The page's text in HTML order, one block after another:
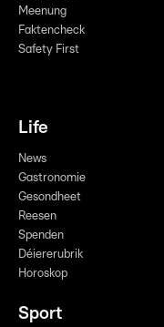
Meenung
Faktencheck
Safety First
Life
News
Gastronomie
Gesondheet
Reesen
Spenden
Déiererubrik
Horoskop
Sport